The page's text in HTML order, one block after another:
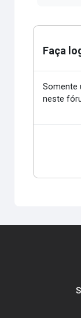
Faça
Somente
neste